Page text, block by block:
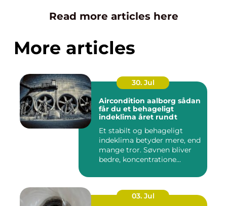
Read more articles here
More articles
30. Jul
Aircondition aalborg sådan
får du et behageligt
indeklima året rundt
Et stabilt og behageligt
indeklima betyder mere, end
mange tror. Søvnen bliver
bedre, koncentratione...
03. Jul